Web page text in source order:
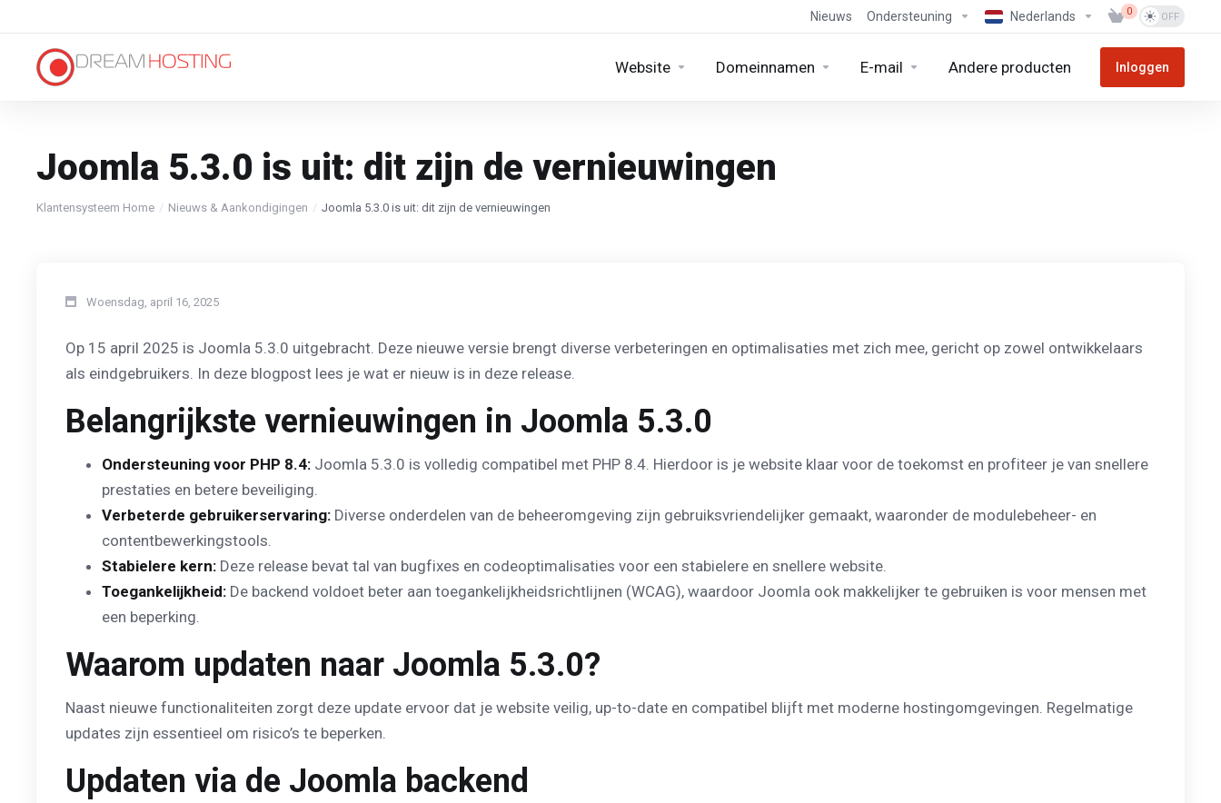
Nieuws Ondersteuning Nederlands 0
Website Domeinnamen E-mail Andere producten Inloggen
Joomla 5.3.0 is uit: dit zijn de vernieuwingen
Klantensysteem Home Nieuws & Aankondigingen Joomla 5.3.0 is uit: dit zijn de vernieuwingen
Woensdag, april 16, 2025
Op 15 april 2025 is Joomla 5.3.0 uitgebracht. Deze nieuwe versie brengt diverse verbeteringen en optimalisaties met zich mee, gericht op zowel ontwikkelaars
als eindgebruikers. In deze blogpost lees je wat er nieuw is in deze release.
Belangrijkste vernieuwingen in Joomla 5.3.0
Ondersteuning voor PHP 8.4: Joomla 5.3.0 is volledig compatibel met PHP 8.4. Hierdoor is je website klaar voor de toekomst en profiteer je van snellere
prestaties en betere beveiliging.
Verbeterde gebruikerservaring: Diverse onderdelen van de beheeromgeving zijn gebruiksvriendelijker gemaakt, waaronder de modulebeheer- en
contentbewerkingstools.
Stabielere kern: Deze release bevat tal van bugfixes en codeoptimalisaties voor een stabielere en snellere website.
Toegankelijkheid: De backend voldoet beter aan toegankelijkheidsrichtlijnen (WCAG), waardoor Joomla ook makkelijker te gebruiken is voor mensen met
een beperking.
Waarom updaten naar Joomla 5.3.0?
Naast nieuwe functionaliteiten zorgt deze update ervoor dat je website veilig, up-to-date en compatibel blijft met moderne hostingomgevingen. Regelmatige
updates zijn essentieel om risico’s te beperken.
Updaten via de Joomla backend